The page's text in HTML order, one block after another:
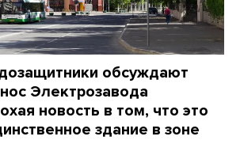
обсуждают
Электрозавода
новость в том, что это
здание в зоне